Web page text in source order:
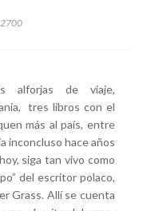
2700
alforjas de viaje,
tres libros con el
más al país, entre
inconcluso hace años
siga tan vivo como
del escritor polaco,
Grass. Allí se cuenta